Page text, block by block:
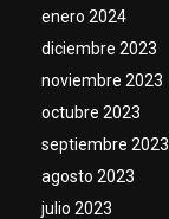
enero 2024
diciembre 2023
noviembre 2023
octubre 2023
septiembre 2023
agosto 2023
julio 2023